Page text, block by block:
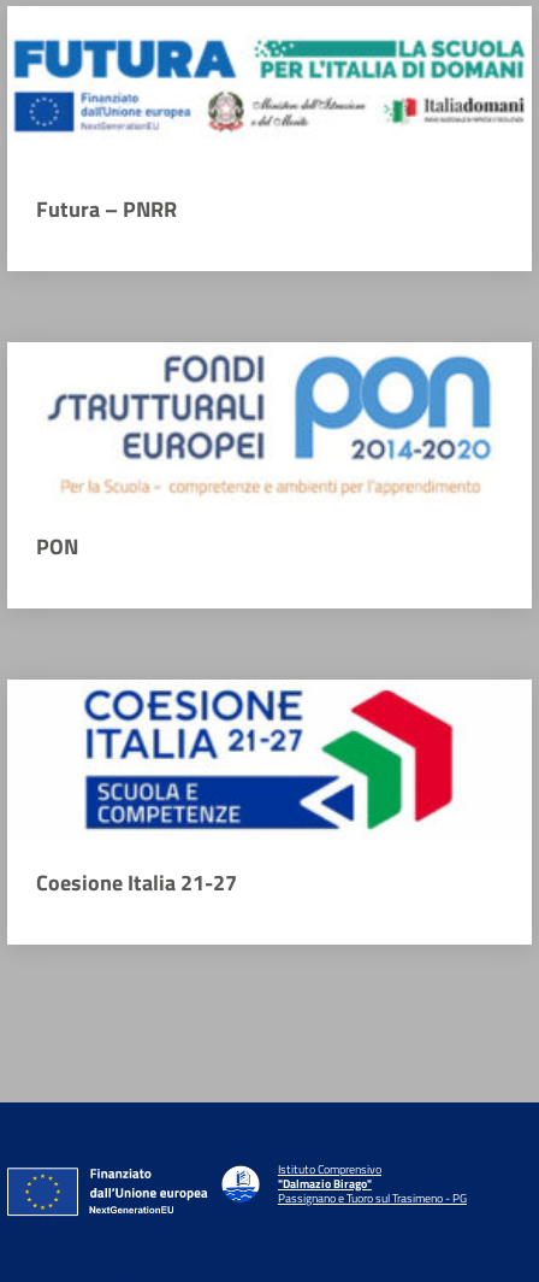
Futura – PNRR
PON
Coesione Italia 21-27
Istituto Comprensivo
"Dalmazio Birago"
Passignano e Tuoro sul Trasimeno - PG